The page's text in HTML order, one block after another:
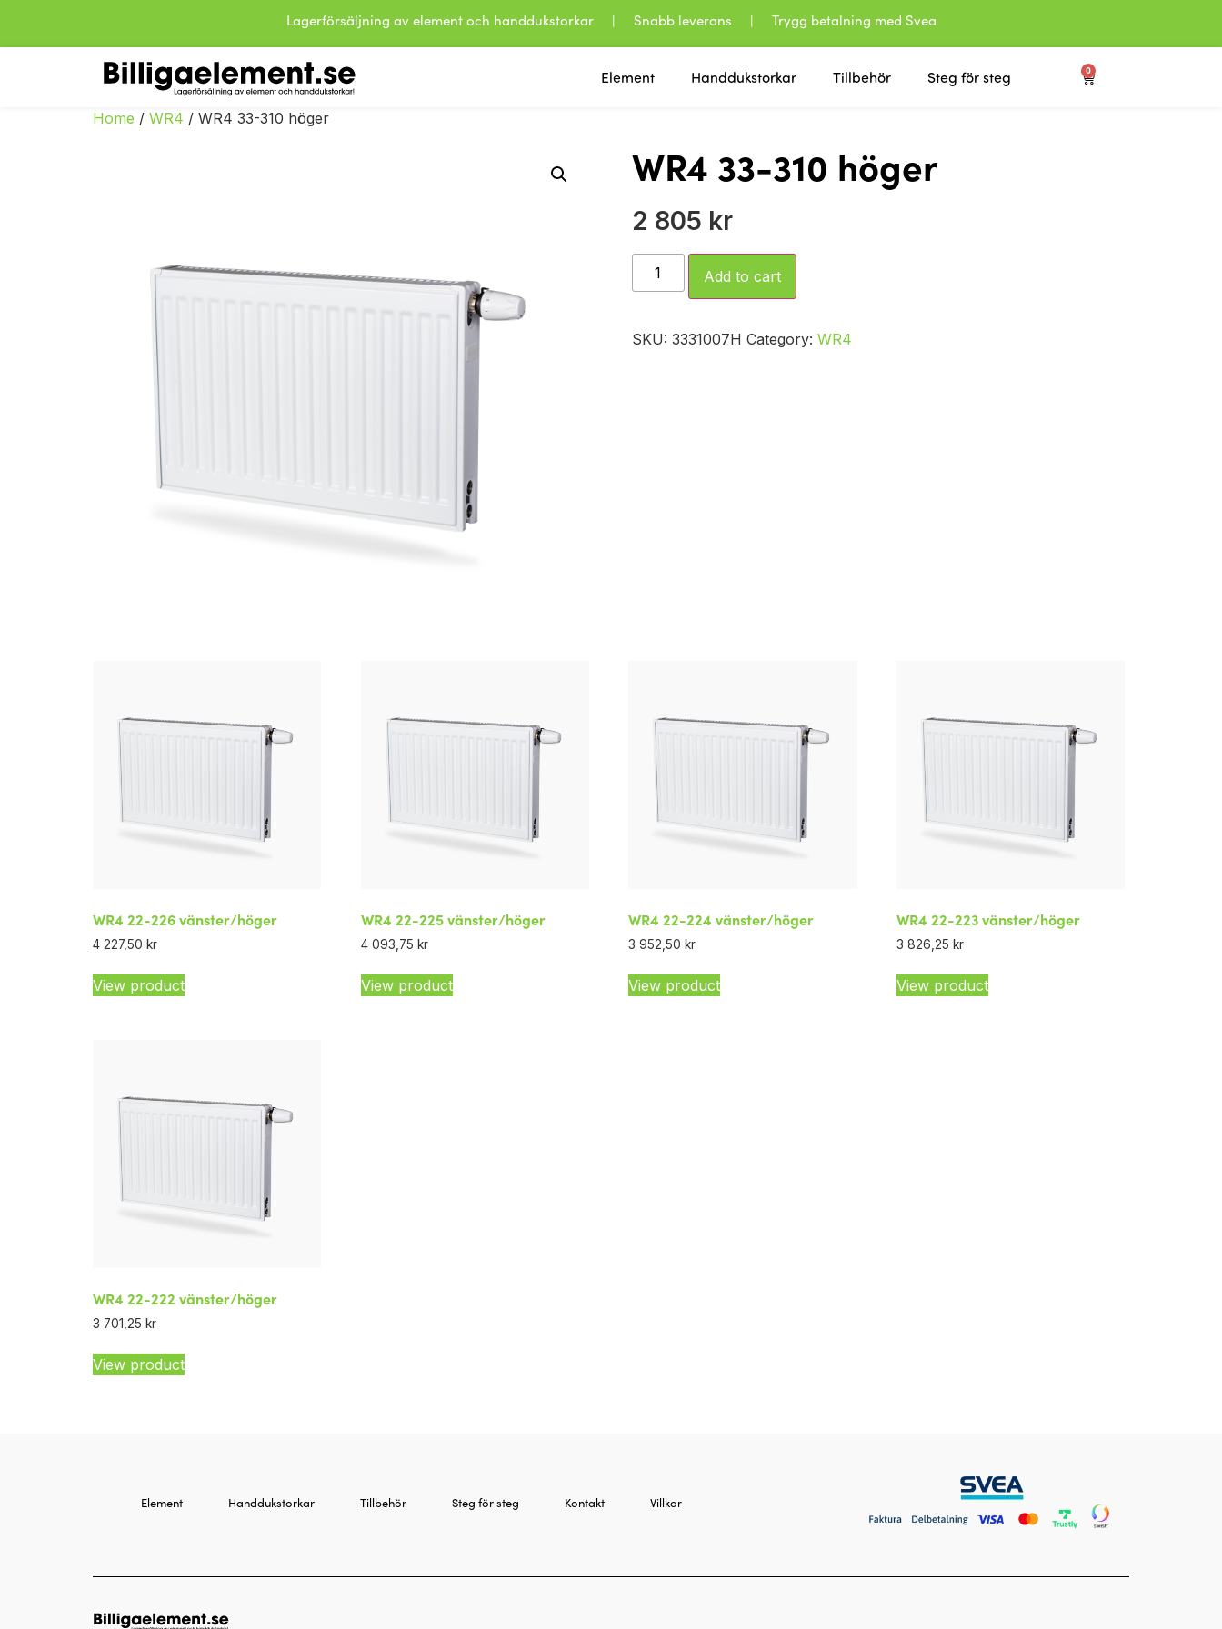
Lagerförsäljning av element och handdukstorkar | Snabb leverans | Trygg betalning med Svea
Element Handdukstorkar Tillbehör Steg för steg 0
Home / WR4 / WR4 33-310 höger
WR4 33-310 höger
2 805 kr
Add to cart
SKU: 3331007H Category: WR4
WR4 22-226 vänster/höger
4 227,50 kr
View product
WR4 22-225 vänster/höger
4 093,75 kr
View product
WR4 22-224 vänster/höger
3 952,50 kr
View product
WR4 22-223 vänster/höger
3 826,25 kr
View product
WR4 22-222 vänster/höger
3 701,25 kr
View product
Element Handdukstorkar Tillbehör Steg för steg Kontakt Villkor